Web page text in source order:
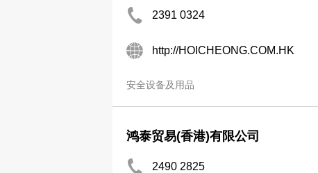
2391 0324
http://HOICHEONG.COM.HK
安全设备及用品
鸿泰贸易(香港)有限公司
2490 2825